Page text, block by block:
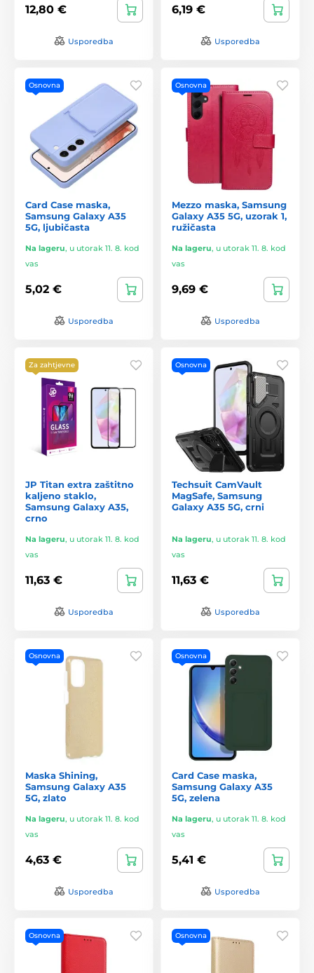
12,80 €
Usporedba
6,19 €
Usporedba
Osnovna
Card Case maska,
Samsung Galaxy A35
5G, ljubičasta
Na lageru, u utorak 11. 8. kod
vas
5,02 €
Usporedba
Osnovna
Mezzo maska, Samsung
Galaxy A35 5G, uzorak 1,
ružičasta
Na lageru, u utorak 11. 8. kod
vas
9,69 €
Usporedba
Za zahtjevne
JP Titan extra zaštitno
kaljeno staklo,
Samsung Galaxy A35,
crno
Na lageru, u utorak 11. 8. kod
vas
11,63 €
Usporedba
Osnovna
Techsuit CamVault
MagSafe, Samsung
Galaxy A35 5G, crni
Na lageru, u utorak 11. 8. kod
vas
11,63 €
Usporedba
Osnovna
Maska Shining,
Samsung Galaxy A35
5G, zlato
Na lageru, u utorak 11. 8. kod
vas
4,63 €
Usporedba
Osnovna
Card Case maska,
Samsung Galaxy A35
5G, zelena
Na lageru, u utorak 11. 8. kod
vas
5,41 €
Usporedba
Osnovna Osnovna